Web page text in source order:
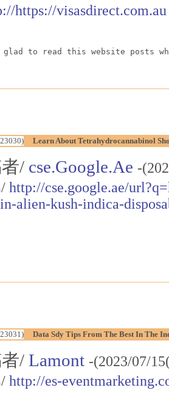
https://visasdirect.com.au
to read this website posts
Learn About Tetrahydrocannabinol
/ cse.Google.Ae -
http://cse.google.ae/
alien-kush-indica-
Data Sdy Tips From The Best In The
/ Lamont -(2023/07/
http://es-